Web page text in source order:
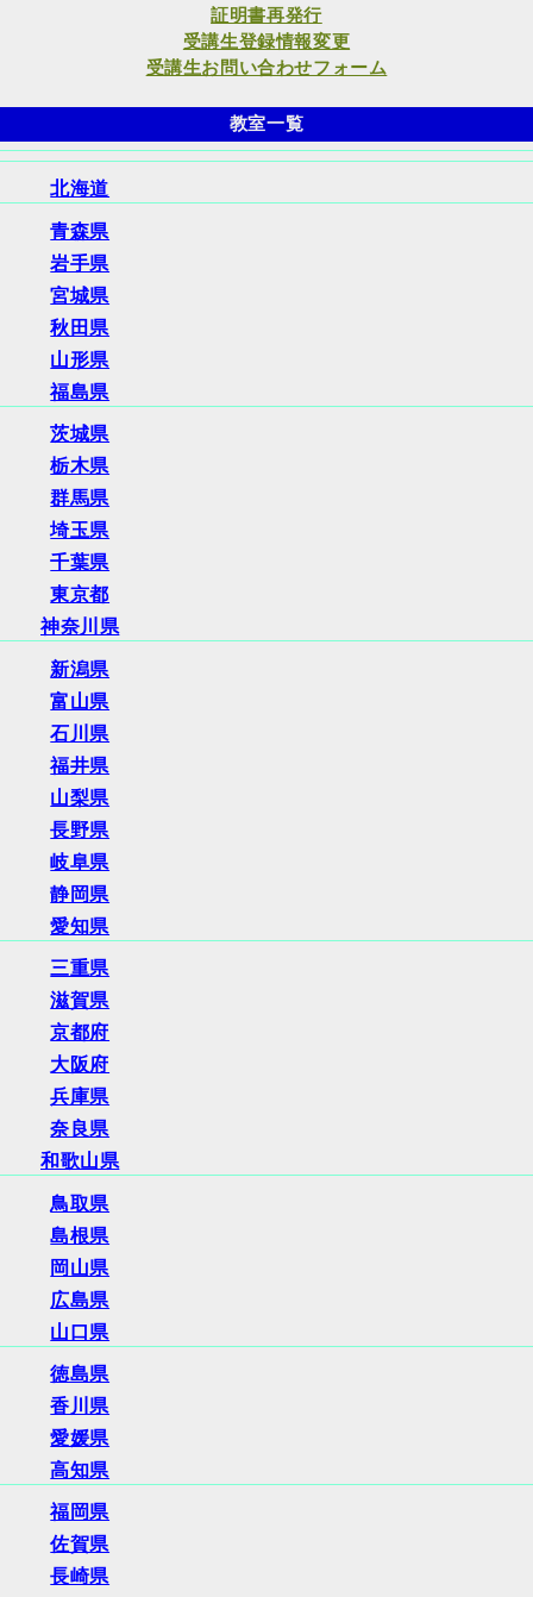
証明書再発行
受講生登録情報変更
受講生お問い合わせフォーム
教室一覧
北海道
青森県
岩手県
宮城県
秋田県
山形県
福島県
茨城県
栃木県
群馬県
埼玉県
千葉県
東京都
神奈川県
新潟県
富山県
石川県
福井県
山梨県
長野県
岐阜県
静岡県
愛知県
三重県
滋賀県
京都府
大阪府
兵庫県
奈良県
和歌山県
鳥取県
島根県
岡山県
広島県
山口県
徳島県
香川県
愛媛県
高知県
福岡県
佐賀県
長崎県